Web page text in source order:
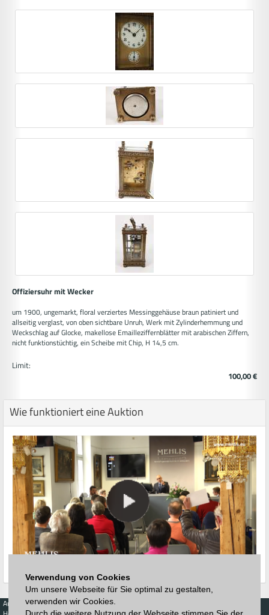
Verwendung von Cookies
Um unsere Webseite für Sie optimal zu gestalten,
verwenden wir Cookies.
Offiziersuhr mit Wecker
um 1900, ungemarkt, floral verziertes Messinggehäuse braun patiniert und
allseitig verglast, von oben sichtbare Unruh, Werk mit Zylinderhemmung und
Weckschlag auf Glocke, makellose Emailleziffernblätter mit arabischen Ziffern,
nicht funktionstüchtig, ein Scheibe mit Chip, H 14,5 cm.
Limit:
100,00 €
Wie funktioniert eine Auktion
Auktionen
Kaufen